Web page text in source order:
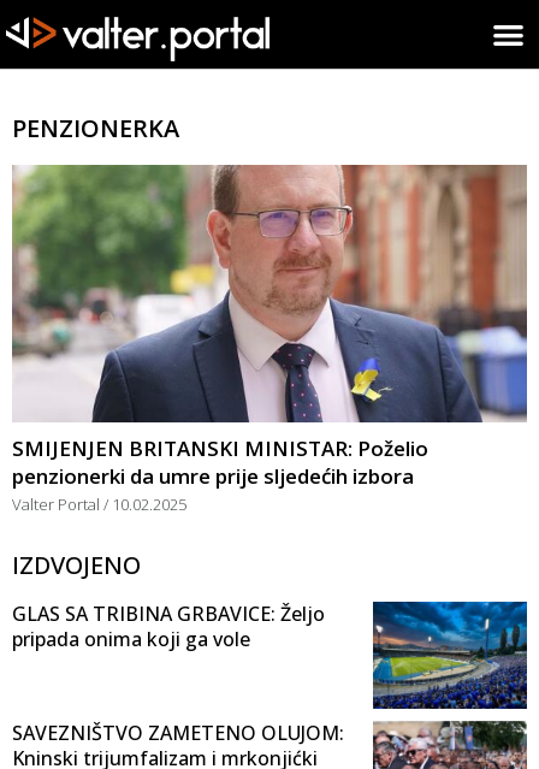
PENZIONERKA
SMIJENJEN BRITANSKI MINISTAR: Poželio
penzionerki da umre prije sljedećih izbora
Valter Portal 10.02.2025
IZDVOJENO
GLAS SA TRIBINA GRBAVICE: Željo
pripada onima koji ga vole
SAVEZNIŠTVO ZAMETENO OLUJOM:
Kninski trijumfalizam i mrkonjićki